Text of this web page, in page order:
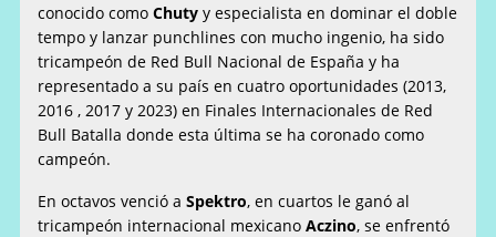
conocido comoChutyy especialista en dominar el doble
tempo y lanzar punchlines con mucho ingenio, ha sido
tricampeón de Red Bull Nacional de España y ha
representado a su país en cuatro oportunidades (2013,
2016 , 2017 y 2023) en Finales Internacionales de Red
Bull Batalla donde esta última se ha coronado como
campeón.
En octavos venció aSpektro, en cuartos le ganó al
tricampeón internacional mexicanoAczino, se enfrentó